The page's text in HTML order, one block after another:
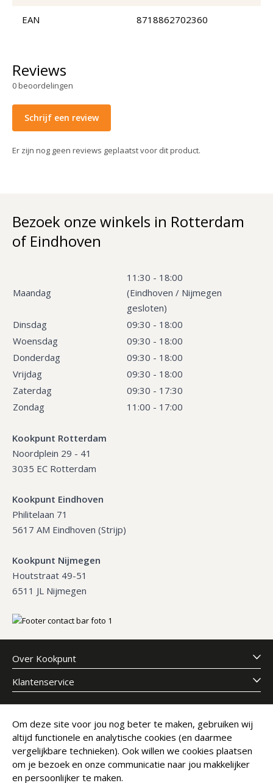
EAN 8718862702360
Reviews
0beoordelingen
Schrijf een review
Er zijn nog geen reviews geplaatst voor dit product.
Bezoek onze winkels in Rotterdam
of Eindhoven
Maandag
11:30 - 18:00
(Eindhoven / Nijmegen
gesloten)
Dinsdag
09:30 - 18:00
Woensdag
09:30 - 18:00
Donderdag
09:30 - 18:00
Vrijdag
09:30 - 18:00
Zaterdag
09:30 - 17:30
Zondag
11:00 - 17:00
Kookpunt Rotterdam
Noordplein 29 - 41
3035 EC Rotterdam
Kookpunt Eindhoven
Philitelaan 71
5617 AM Eindhoven (Strijp)
Kookpunt Nijmegen
Houtstraat 49-51
6511 JL Nijmegen
Over Kookpunt
Klantenservice
Meld je aan voor onze nieuwsbrief
E-mailadres
Abonneer
Om deze site voor jou nog beter te maken, gebruiken wij
altijd functionele en analytische cookies (en daarmee
vergelijkbare technieken). Ook willen we cookies plaatsen
om je bezoek en onze communicatie naar jou makkelijker
en persoonlijker te maken.